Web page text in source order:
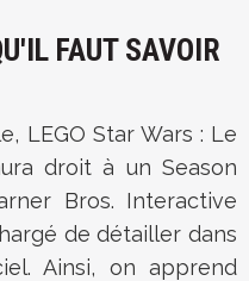
FAUT SAVOIR
LEGO Star Wars : Le
droit à un Season
Bros. Interactive
de détailler dans
Ainsi, on apprend